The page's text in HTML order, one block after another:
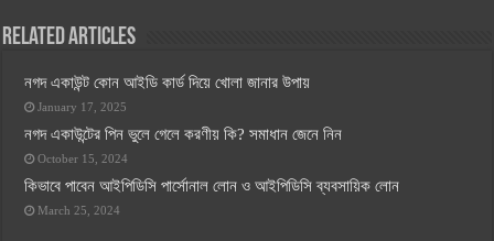
Related Articles
নগদ একাউন্ট কোন আইডি কার্ড দিয়ে খোলা জানার উপায়
January 17, 2025
নগদ একাউন্টের পিন ভুলে গেলে করণীয় কি? সমাধান জেনে নিন
October 15, 2024
কিভাবে পাবেন আইপিডিসি পার্সোনাল লোন ও আইপিডিসি ব্যবসায়িক লোন
March 25, 2024